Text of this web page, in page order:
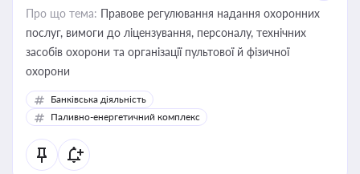
Про що тема: Правове регулювання надання охоронних
послуг, вимоги до ліцензування, персоналу, технічних
засобів охорони та організації пультової й фізичної
охорони
Банківська діяльність
Паливно-енергетичний комплекс